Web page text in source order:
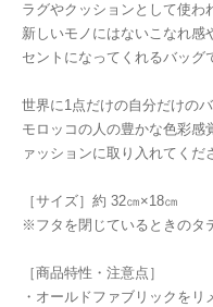
ラグやクッションとして使わ
新しいモノにはないこなれ感
セントになってくれるバッグ
世界に1点だけの自分だけのバ
モロッコの人の豊かな色彩感
ァッションに取り入れてくだ
［サイズ］約 32㎝×18㎝
※フタを閉じているときのタ
［商品特性・注意点］
・オールドファブリックを